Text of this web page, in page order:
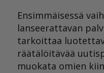
Ensimmäisessä
lanseerattavan
tarkoittaa
räätälöitävää
muokata omien